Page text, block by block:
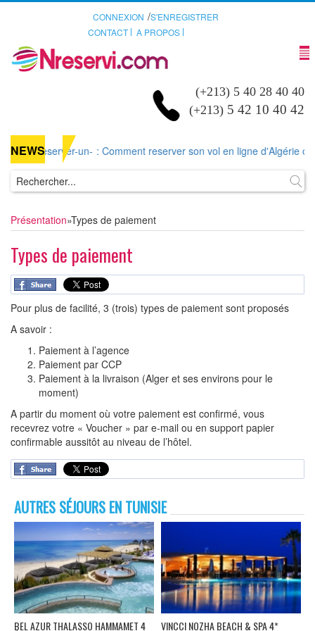
CONNEXION /S'ENREGISTRER
CONTACT
A PROPOS
(+213) 5 40 28 40 40
(+213) 5 42 10 40 42
NEWSreserver-un- : Comment reserver son vol en ligne d'Algérie
Présentation»Types de paiement
Types de paiement
Pour plus de facilité, 3 (trois) types de paiement sont proposés
A savoir :
Paiement à l’agence
Paiement par CCP
Paiement à la livraison (Alger et ses environs pour le
moment)
A partir du moment où votre paiement est confirmé, vous
recevrez votre « Voucher » par e-mail ou en support papier
confirmable aussitôt au niveau de l’hôtel.
AUTRES SÉJOURS EN TUNISIE
BEL AZUR THALASSO HAMMAMET 4 VINCCI NOZHA BEACH & SPA 4*